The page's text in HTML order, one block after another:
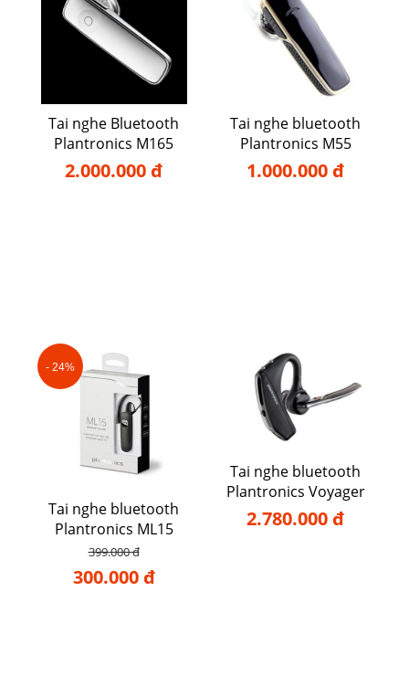
Tai nghe Bluetooth
Plantronics M165
2.000.000 đ
Tai nghe bluetooth
Plantronics M55
1.000.000 đ
- 24%
Tai nghe bluetooth
Plantronics ML15
399.000 đ
300.000 đ
Tai nghe bluetooth
Plantronics Voyager
5200
2.780.000 đ